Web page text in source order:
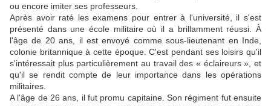
ou encore imiter ses professeurs.
Après avoir raté les examens pour entrer à l'université, il s'est
présenté dans une école militaire où il a brillamment réussi. À
l'âge de 20 ans, il est envoyé comme sous-lieutenant en Inde,
colonie britannique à cette époque. C'est pendant ses loisirs qu'il
s'intéressait plus particulièrement au travail des « éclaireurs », et
qu'il se rendit compte de leur importance dans les opérations
militaires.
A l'âge de 26 ans, il fut promu capitaine. Son régiment fut ensuite